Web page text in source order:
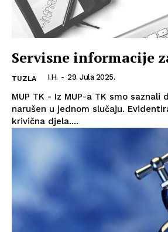
Servisne informacije
TUZLA I.H. - 29. Jula 2025.
MUP TK - Iz MUP-a TK smo
narušen u jednom slučaju.
krivična djela....